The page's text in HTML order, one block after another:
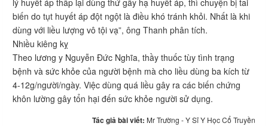
lý huyết áp thấp lại dùng thứ gây hạ huyết áp, thì chuyện bị tai
biến do tụt huyết áp đột ngột là điều khó tránh khỏi. Nhất là khi
dùng với liều lượng vô tội vạ”, ông Thanh phân tích.
Nhiều kiêng kỵ
Theo lương y Nguyễn Đức Nghĩa, thầy thuốc tùy tình trạng
bệnh và sức khỏe của người bệnh mà cho liều dùng ba kích từ
4-12g/người/ngày. Việc dùng quá liều gây ra các biến chứng
khôn lường gây tổn hại đến sức khỏe người sử dụng.
Tác giả bài viết: Mr Trường - Y Sĩ Y Học Cổ Truyền